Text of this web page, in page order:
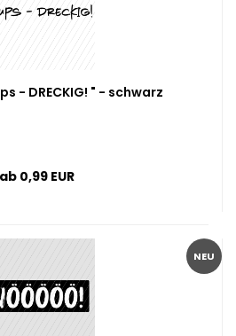
- DRECKIG! " - schwarz
ab 0,99 EUR
NEU